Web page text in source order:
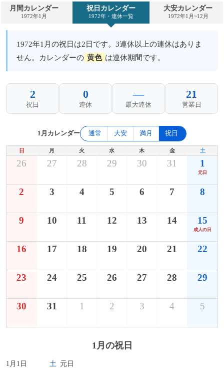
月間カレンダー
1972年1月
祝日カレンダー
1972年・連休一覧
大安カレンダー
1972年1月~12月
1972年1月の祝日は2日です。3連休以上の連休はありま
せん。カレンダーの 黄色 は連休期間です。
2
祝日
0
連休
—
最大連休
21
営業日
1月カレンダー 通常 大安 満月 祝日
日 月 火 水 木 金 土
26 27 28 29 30 31 1
元日
2 3 4 5 6 7 8
9 10 11 12 13 14 15
成人の日
16 17 18 19 20 21 22
23 24 25 26 27 28 29
30 31 1 2 3 4 5
1月の祝日
1月1日 土 元日